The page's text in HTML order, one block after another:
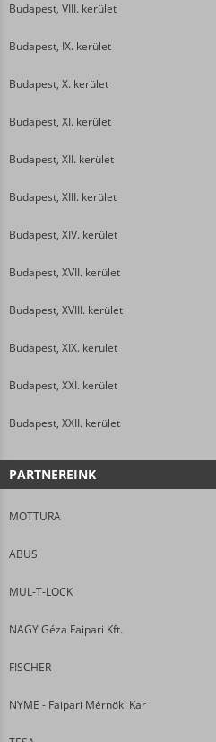
Budapest, VIII. kerület
Budapest, IX. kerület
Budapest, X. kerület
Budapest, XI. kerület
Budapest, XII. kerület
Budapest, XIII. kerület
Budapest, XIV. kerület
Budapest, XVII. kerület
Budapest, XVIII. kerület
Budapest, XIX. kerület
Budapest, XXI. kerület
Budapest, XXII. kerület
PARTNEREINK
MOTTURA
ABUS
MUL-T-LOCK
NAGY Géza Faipari Kft.
FISCHER
NYME - Faipari Mérnöki Kar